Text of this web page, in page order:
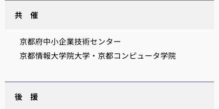
共 催
京都府中小企業技術センター
京都情報大学院大学・京都コンピュータ学院
後 援